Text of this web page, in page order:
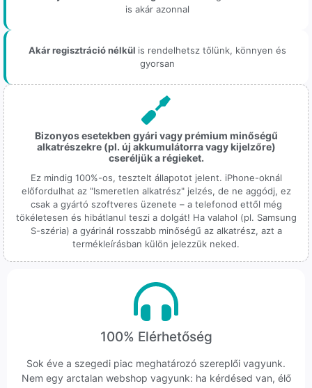
is akár azonnal
Akár regisztráció nélkül is rendelhetsz tőlünk, könnyen és
gyorsan
Bizonyos esetekben gyári vagy prémium minőségű
alkatrészekre (pl. új akkumulátorra vagy kijelzőre)
cseréljük a régieket.
Ez mindig 100%-os, tesztelt állapotot jelent. iPhone-oknál
előfordulhat az "Ismeretlen alkatrész" jelzés, de ne aggódj, ez
csak a gyártó szoftveres üzenete – a telefonod ettől még
tökéletesen és hibátlanul teszi a dolgát! Ha valahol (pl. Samsung
S-széria) a gyárinál rosszabb minőségű az alkatrész, azt a
termékleírásban külön jelezzük neked.
100% Elérhetőség
Sok éve a szegedi piac meghatározó szereplői vagyunk.
Nem egy arctalan webshop vagyunk: ha kérdésed van, élő